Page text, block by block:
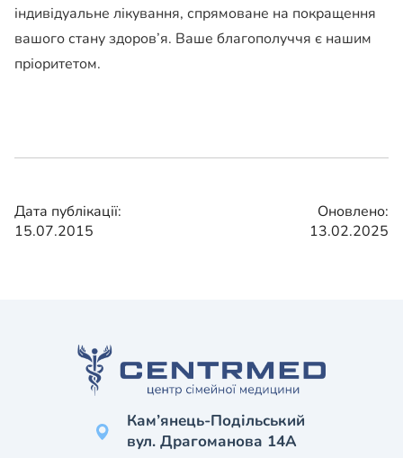
індивідуальне лікування, спрямоване на покращення
вашого стану здоров’я. Ваше благополуччя є нашим
пріоритетом.
Дата публікації:
15.07.2015
Оновлено:
13.02.2025
Кам’янець-Подільський
вул. Драгоманова 14А